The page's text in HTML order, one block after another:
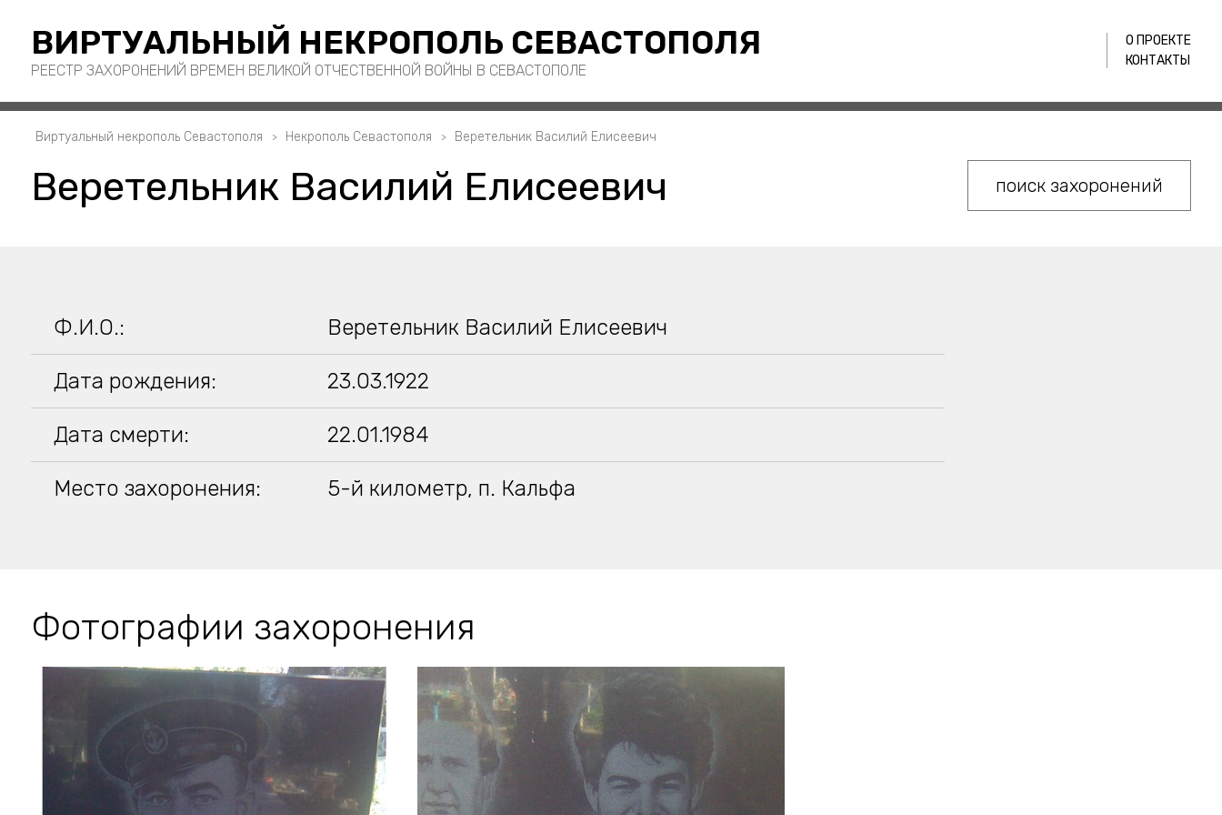
ВИРТУАЛЬНЫЙ НЕКРОПОЛЬ СЕВАСТОПОЛЯ
РЕЕСТР ЗАХОРОНЕНИЙ ВРЕМЕН ВЕЛИКОЙ ОТЧЕСТВЕННОЙ ВОЙНЫ В СЕВАСТОПОЛЕ
О ПРОЕКТЕ
КОНТАКТЫ
Виртуальный некрополь Севастополя Некрополь Севастополя Веретельник Василий Елисеевич
Веретельник Василий Елисеевич поиск захоронений
Ф.И.О.: Веретельник Василий Елисеевич
Дата рождения: 23.03.1922
Дата смерти: 22.01.1984
Место захоронения: 5-й километр, п. Кальфа
Фотографии захоронения